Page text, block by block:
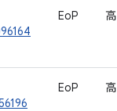
EoP 高
EoP 高